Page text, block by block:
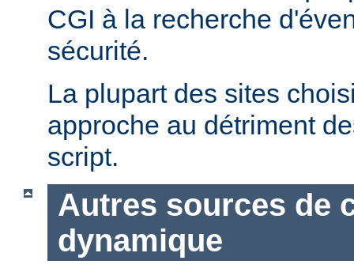
CGI à la recherche
sécurité.
La plupart des sites
approche au détriment
script.
Autres sources de
dynamique